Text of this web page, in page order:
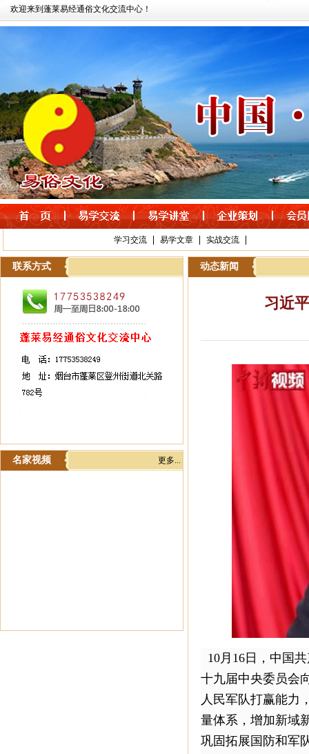
欢迎来到蓬莱易经通俗文化交流中心！
学习交流 易学文章 实战交流
联系方式
名家视频 更多...
动态新闻
习近
10月16日，中国
十九届中央委员会
人民军队打赢能力
量体系，增加新域
巩固拓展国防和军